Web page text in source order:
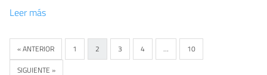
Leer más
« ANTERIOR 1 2 3 4 …
10
SIGUIENTE »